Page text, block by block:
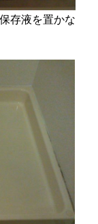
存液を置かな